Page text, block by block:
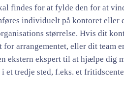
findes for at fylde den for at
individuelt på kontoret eller
størrelse. Hvis dit
arrangementet, eller dit team
ekstern ekspert til at hjælpe dig
et tredje sted, f.eks. et